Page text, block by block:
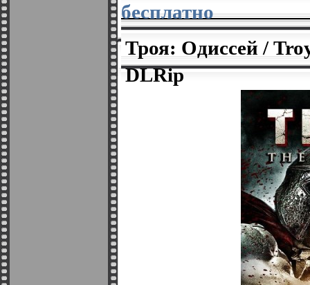
бесплатно
Троя: Одиссей /
DLRip